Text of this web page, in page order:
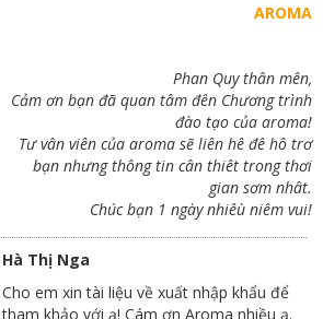
AROMA
Phan Quy thân mên,
Cảm ơn bạn đã quan tâm đên Chương trình
đào tạo của aroma!
Tư vân viên của aroma sẽ liên hê đê hô trơ
bạn nhưng thông tin cân thiêt trong thơi
gian sơm nhât.
Chúc bạn 1 ngày nhiêù niêm vui!
Hà Thị Nga
Cho em xin tài liệu về xuất nhập khẩu để
tham khảo với ạ! Cám ơn Aroma nhiều ạ.